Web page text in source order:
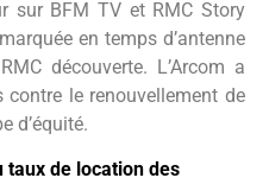
sur BFM TV et RMC Story
en temps d’antenne
découverte. L’Arcom a
le renouvellement de
d’équité.
taux de location des